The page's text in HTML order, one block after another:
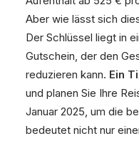
Aber wie lässt sich
Der Schlüssel liegt in
Gutschein, der den
reduzieren kann. Ein
und planen Sie Ihre
Januar 2025, um die
bedeutet nicht nur